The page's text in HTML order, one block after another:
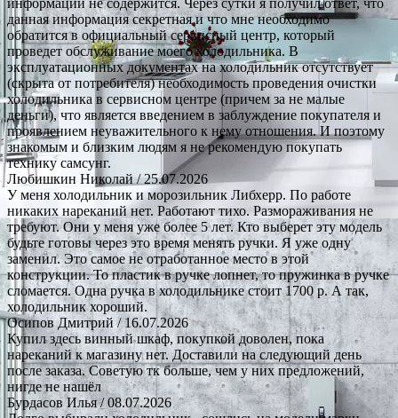
данная информация секретная и что мне необходимо
обратится в официальный сервисный центр, который
проведет обслуживание моего холодильника. В
эксплуатационных документах на холодильник отсутствует
(скрыта от потребителя) необходимость проведения очистки
холодильника в сервисном центре (причем за не малые
деньги), что является введением в заблуждение покупателя и
проявлением неуважительного к нему отношения. И поэтому
знакомым и близким людям я не рекомендую покупать
технику самсунг.
Любишкин Николай/ 25.07.2026
У меня холодильник и морозильник Либхерр. По работе
никаких нареканий нет. Работают тихо. Размораживания не
требуют. Они у меня уже более 5 лет. Кто выберет эту модель
будьте готовы через это время менять ручки. Я уже одну
заменил. Это самое не отработанное место в этой
конструкции. То пластик в ручке лопнет, то пружинка в ручке
сломается. Одна ручка в холодильнике стоит 1700 р. А так,
холодильник хороший.
Осипов Дмитрий / 16.07.2026
Купил здесь винный шкаф, покупкой доволен, пока
нареканий к магазину нет. Доставили на следующий день
после заказа. Советую тк больше, чем у них предложений,
нигде не нашёл
Бурдасов Илья/ 08.07.2026